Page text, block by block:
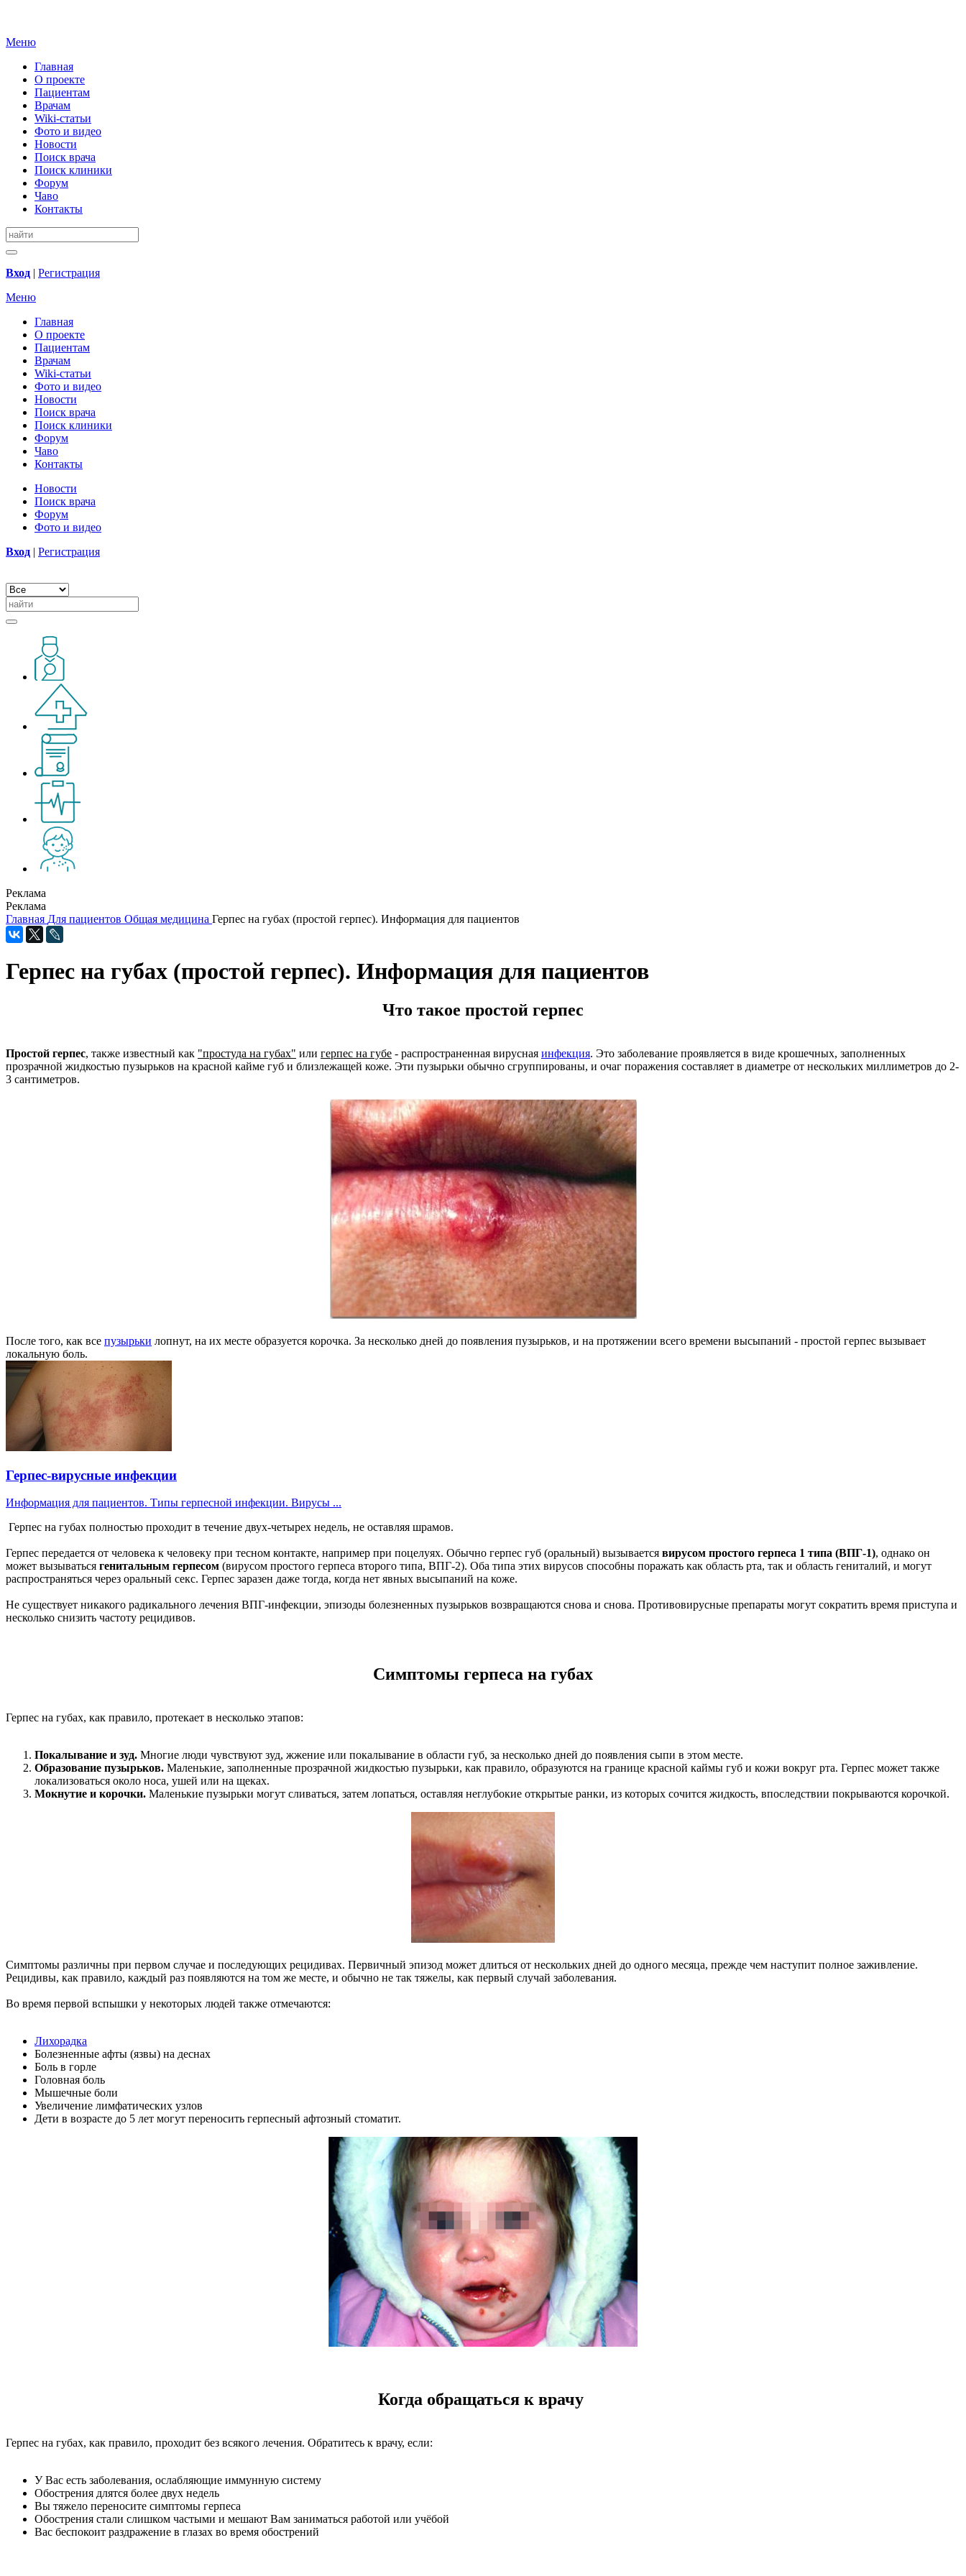
Меню
Главная
О проекте
Пациентам
Врачам
Wiki-статьи
Фото и видео
Новости
Поиск врача
Поиск клиники
Форум
Чаво
Контакты
Вход | Регистрация
Меню
Главная
О проекте
Пациентам
Врачам
Wiki-статьи
Фото и видео
Новости
Поиск врача
Поиск клиники
Форум
Чаво
Контакты
Новости
Поиск врача
Форум
Фото и видео
Вход | Регистрация
Реклама
Реклама
Главная Для пациентов Общая медицина Герпес на губах (простой герпес). Информация для пациентов
Герпес на губах (простой герпес). Информация для пациентов
Что такое простой герпес
Простой герпес, также известный как "простуда на губах" или герпес на губе - распространенная вирусная инфекция. Это заболевание проявляется в виде крошечных, заполненных
прозрачной жидкостью пузырьков на красной кайме губ и близлежащей коже. Эти пузырьки обычно сгруппированы, и очаг поражения составляет в диаметре от нескольких миллиметров до 2-
3 сантиметров.
После того, как все пузырьки лопнут, на их месте образуется корочка. За несколько дней до появления пузырьков, и на протяжении всего времени высыпаний - простой герпес вызывает
локальную боль.
Герпес-вирусные инфекции
Информация для пациентов. Типы герпесной инфекции. Вирусы ...
Герпес на губах полностью проходит в течение двух-четырех недель, не оставляя шрамов.
Герпес передается от человека к человеку при тесном контакте, например при поцелуях. Обычно герпес губ (оральный) вызывается вирусом простого герпеса 1 типа (ВПГ-1), однако он
может вызываться генитальным герпесом (вирусом простого герпеса второго типа, ВПГ-2). Оба типа этих вирусов способны поражать как область рта, так и область гениталий, и могут
распространяться через оральный секс. Герпес заразен даже тогда, когда нет явных высыпаний на коже.
Не существует никакого радикального лечения ВПГ-инфекции, эпизоды болезненных пузырьков возвращаются снова и снова. Противовирусные препараты могут сократить время приступа и
несколько снизить частоту рецидивов.
Симптомы герпеса на губах
Герпес на губах, как правило, протекает в несколько этапов:
Покалывание и зуд. Многие люди чувствуют зуд, жжение или покалывание в области губ, за несколько дней до появления сыпи в этом месте.
Образование пузырьков. Маленькие, заполненные прозрачной жидкостью пузырьки, как правило, образуются на границе красной каймы губ и кожи вокруг рта. Герпес может также
локализоваться около носа, ушей или на щеках.
Мокнутие и корочки. Маленькие пузырьки могут сливаться, затем лопаться, оставляя неглубокие открытые ранки, из которых сочится жидкость, впоследствии покрываются корочкой.
Симптомы различны при первом случае и последующих рецидивах. Первичный эпизод может длиться от нескольких дней до одного месяца, прежде чем наступит полное заживление.
Рецидивы, как правило, каждый раз появляются на том же месте, и обычно не так тяжелы, как первый случай заболевания.
Во время первой вспышки у некоторых людей также отмечаются:
Лихорадка
Болезненные афты (язвы) на деснах
Боль в горле
Головная боль
Мышечные боли
Увеличение лимфатических узлов
Дети в возрасте до 5 лет могут переносить герпесный афтозный стоматит.
Когда обращаться к врачу
Герпес на губах, как правило, проходит без всякого лечения. Обратитесь к врачу, если:
У Вас есть заболевания, ослабляющие иммунную систему
Обострения длятся более двух недель
Вы тяжело переносите симптомы герпеса
Обострения стали слишком частыми и мешают Вам заниматься работой или учёбой
Вас беспокоит раздражение в глазах во время обострений